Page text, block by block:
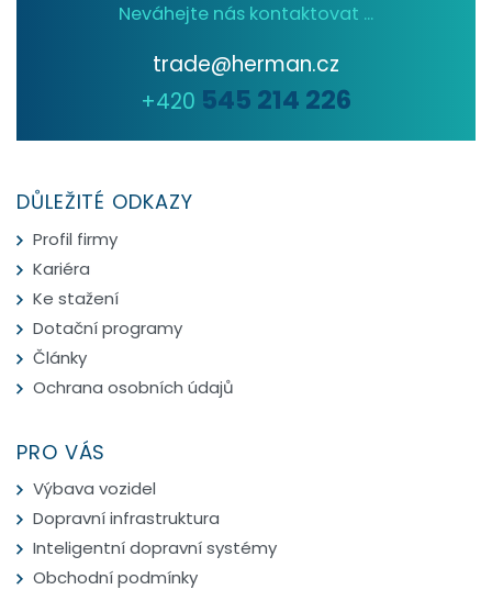
Neváhejte nás kontaktovat ...
trade@herman.cz
+420 545 214 226
DŮLEŽITÉ ODKAZY
Profil firmy
Kariéra
Ke stažení
Dotační programy
Články
Ochrana osobních údajů
PRO VÁS
Výbava vozidel
Dopravní infrastruktura
Inteligentní dopravní systémy
Obchodní podmínky